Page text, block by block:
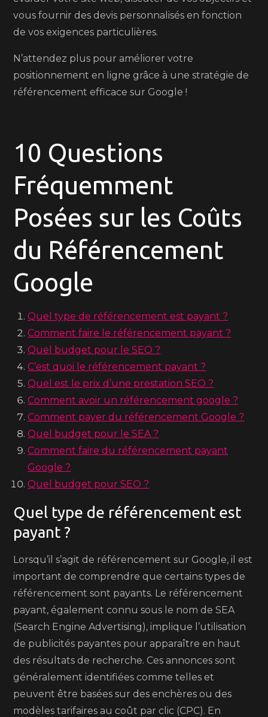
vous fournir des devis personnalisés en fonction
de vos exigences particulières.
N’attendez plus pour améliorer votre
positionnement en ligne grâce à une stratégie de
référencement efficace sur Google !
10 Questions
Fréquemment
Posées sur les Coûts
du Référencement
Google
Quel type de référencement est payant ?
Comment faire le référencement payant ?
Quel budget pour le SEO ?
C’est quoi le référencement payant ?
Quel est le prix d’une prestation SEO ?
Comment avoir un référencement google ?
Comment payer du référencement Google ?
Quel budget pour le SEA ?
Comment faire du référencement payant
Google ?
Quel budget pour SEO ?
Quel type de référencement est
payant ?
Lorsqu’il s’agit de référencement sur Google, il est
important de comprendre que certains types de
référencement sont payants. Le référencement
payant, également connu sous le nom de SEA
(Search Engine Advertising), implique l’utilisation
de publicités payantes pour apparaître en haut
des résultats de recherche. Ces annonces sont
généralement identifiées comme telles et
peuvent être basées sur des enchères ou des
modèles tarifaires au coût par clic (CPC). En